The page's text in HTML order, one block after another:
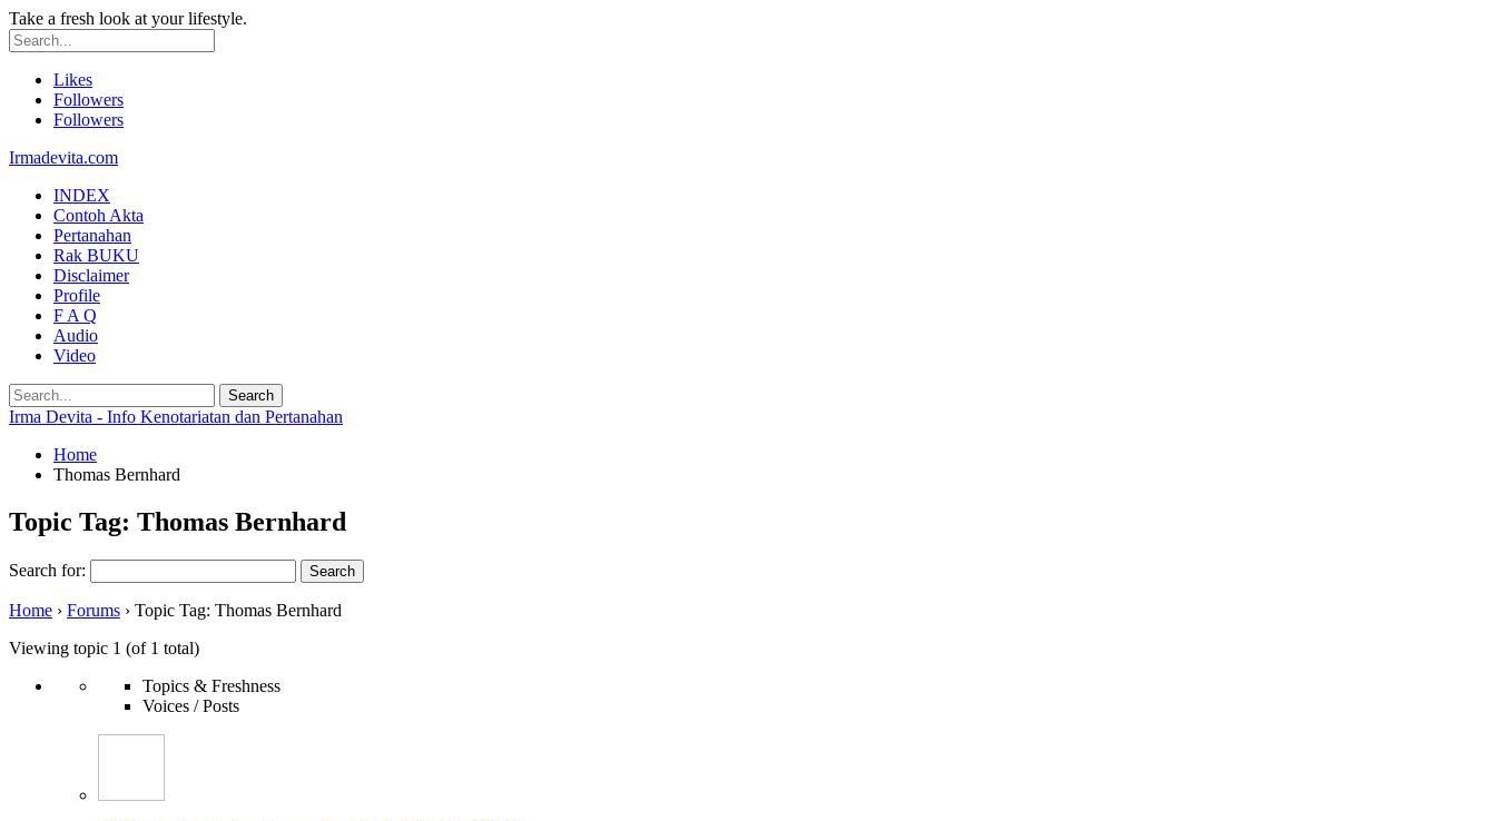
Take a fresh look at your lifestyle.
Likes
Followers
Followers
Irmadevita.com
INDEX
Contoh Akta
Pertanahan
Rak BUKU
Disclaimer
Profile
F A Q
Audio
Video
Irma Devita - Info Kenotariatan dan Pertanahan
Home
Thomas Bernhard
Topic Tag: Thomas Bernhard
Search for:
Home › Forums › Topic Tag: Thomas Bernhard
Viewing topic 1 (of 1 total)
Topics & Freshness
Voices / Posts